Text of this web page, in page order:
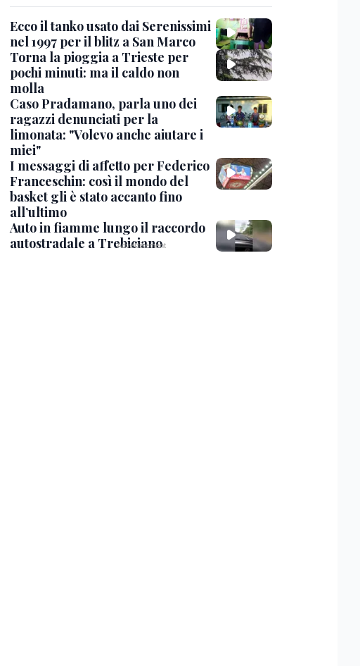
Ecco il tanko usato dai Serenissimi
nel 1997 per il blitz a San Marco
Torna la pioggia a Trieste per
pochi minuti: ma il caldo non
molla
Caso Pradamano, parla uno dei
ragazzi denunciati per la
limonata: "Volevo anche aiutare i
miei"
I messaggi di affetto per Federico
Franceschin: così il mondo del
basket gli è stato accanto fino
all’ultimo
Auto in fiamme lungo il raccordo
autostradale a Trebiciano